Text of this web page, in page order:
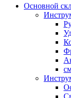
Основной